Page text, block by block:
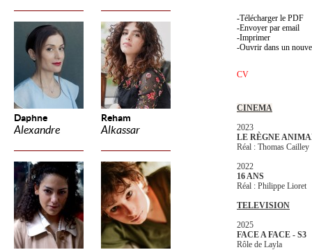
Daphne
Alexandre
Reham
Alkassar
Télécharger le PDF
Envoyer par email
Imprimer
Ouvrir dans un
CV
CINEMA
2023
LE RÈGNE
Réal : Thomas Cailley
2022
16 ANS
Réal : Philippe Lioret
TELEVISION
2025
FACE A FACE - S3
Rôle de Layla